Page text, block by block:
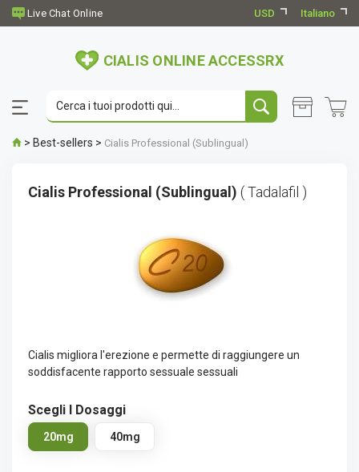
USD Italiano
CIALIS ONLINE ACCESSRX
> Best-sellers > Cialis Professional (Sublingual)
Cialis Professional (Sublingual) ( Tadalafil )
Cialis migliora l'erezione e permette di raggiungere un
soddisfacente rapporto sessuale sessuali
Scegli I Dosaggi
20mg 40mg